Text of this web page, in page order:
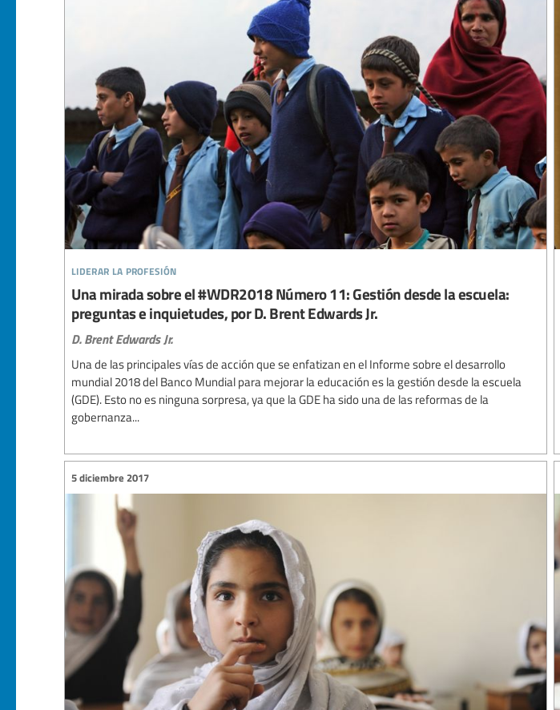
liderar la profesión
Una mirada sobre el #WDR2018 Número 11: Gestión desde la escuela:
preguntas e inquietudes, por D. Brent Edwards Jr.
D. Brent Edwards Jr.
Una de las principales vías de acción que se enfatizan en el Informe sobre el desarrollo
mundial 2018 del Banco Mundial para mejorar la educación es la gestión desde la escuela
(GDE). Esto no es ninguna sorpresa, ya que la GDE ha sido una de las reformas de la
gobernanza...
5 diciembre 2017